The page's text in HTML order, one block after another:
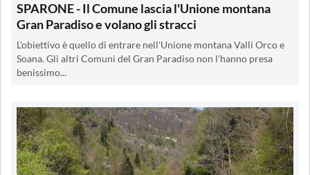
SPARONE - Il Comune lascia l'Unione montana
Gran Paradiso e volano gli stracci
L'obiettivo è quello di entrare nell'Unione montana Valli Orco e
Soana. Gli altri Comuni del Gran Paradiso non l'hanno presa
benissimo...